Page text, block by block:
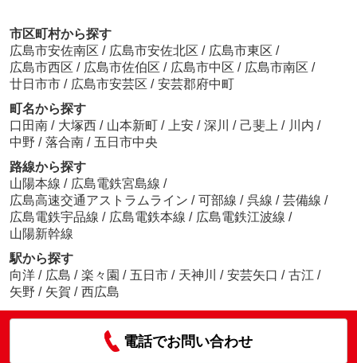
市区町村から探す
広島市安佐南区 / 広島市安佐北区 / 広島市東区 /
広島市西区 / 広島市佐伯区 / 広島市中区 / 広島市南区 /
廿日市市 / 広島市安芸区 / 安芸郡府中町
町名から探す
口田南 / 大塚西 / 山本新町 / 上安 / 深川 / 己斐上 / 川内 /
中野 / 落合南 / 五日市中央
路線から探す
山陽本線 / 広島電鉄宮島線 /
広島高速交通アストラムライン / 可部線 / 呉線 / 芸備線 /
広島電鉄宇品線 / 広島電鉄本線 / 広島電鉄江波線 /
山陽新幹線
駅から探す
向洋 / 広島 / 楽々園 / 五日市 / 天神川 / 安芸矢口 / 古江 /
矢野 / 矢賀 / 西広島
電話でお問い合わせ